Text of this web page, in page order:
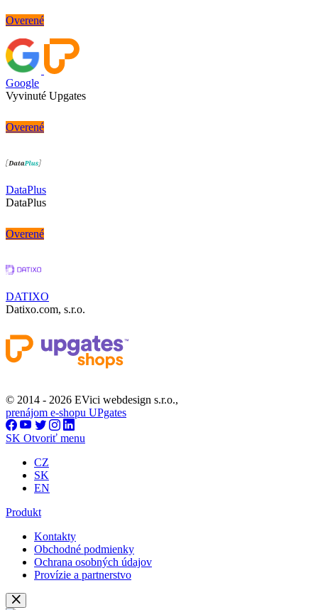
Overené
Google
Vyvinuté Upgates
Overené
DataPlus
DataPlus
Overené
DATIXO
Datixo.com, s.r.o.
© 2014 - 2026 EVici webdesign s.r.o.,
prenájom e-shopu UPgates
SK Otvoriť menu
CZ
SK
EN
Produkt
Kontakty
Obchodné podmienky
Ochrana osobných údajov
Provízie a partnerstvo